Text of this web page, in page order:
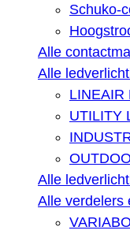
Schuko-
Alle
Alle
LINEAIR
UTILITY
Alle
Alle verdelers